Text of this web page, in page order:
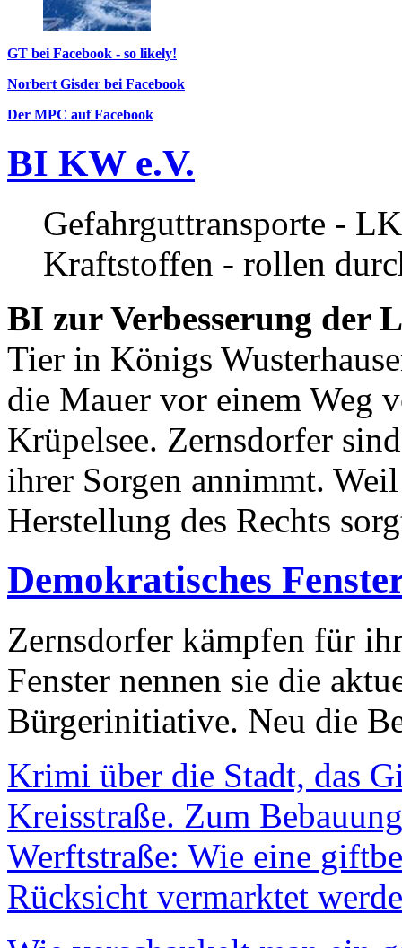
GT bei Facebook - so likely!
Norbert Gisder bei Facebook
Der MPC auf Facebook
BI KW e.V.
Gefahrguttransporte -
Kraftstoffen - rollen
BI zur Verbesserung der
Tier in Königs
die Mauer vor einem Weg
Krüpelsee. Zernsdorfer
ihrer Sorgen annimmt.
Herstellung des Rechts
Demokratisches
Zernsdorfer kämpfen für
Fenster nennen sie die
Bürgerinitiative. Neu die
Krimi über die Stadt, das
Kreisstraße. Zum
Werftstraße: Wie eine
Rücksicht vermarktet